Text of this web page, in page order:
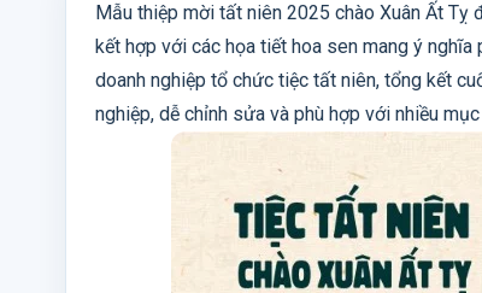
Mẫu thiệp mời tất niên 2025 chào Xuân Ất
kết hợp với các họa tiết hoa sen mang ý
doanh nghiệp tổ chức tiệc tất niên, tổng kết
nghiệp, dễ chỉnh sửa và phù hợp với nhiều